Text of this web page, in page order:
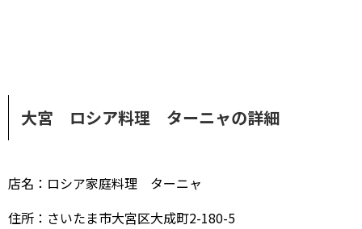
大宮 ロシア料理 ターニャの詳細
店名：ロシア家庭料理 ターニャ
住所：さいたま市大宮区大成町2-180-5